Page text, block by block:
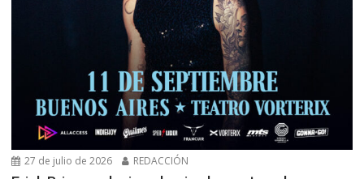
27 de julio de 2026 REDACCIÓN